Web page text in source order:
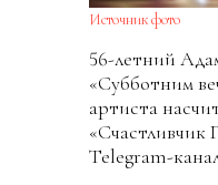
Источник фото
56-летний
«Субботним
артиста
«Счастливчик
Telegram-